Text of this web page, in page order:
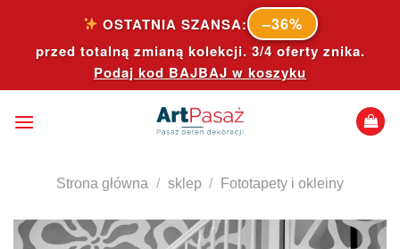
content
OSTATNIA SZANSA: –36%
przed totalną zmianą kolekcji. 3/4 oferty znika.
Podaj kod BAJBAJ w koszyku
Strona główna / sklep / Fototapety i okleiny